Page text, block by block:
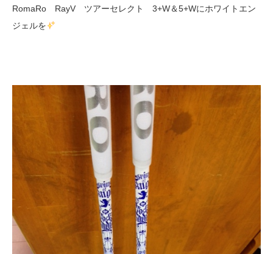
RomaRo RayV ツアーセレクト 3+W＆5+Wにホワイトエン
ジェルを